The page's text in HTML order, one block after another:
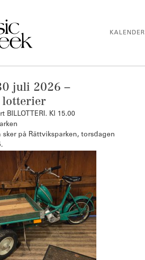
KALENDER
juli 2026 –
lotterier
BILLOTTERI. Kl 15.00
på Rättviksparken, torsdagen